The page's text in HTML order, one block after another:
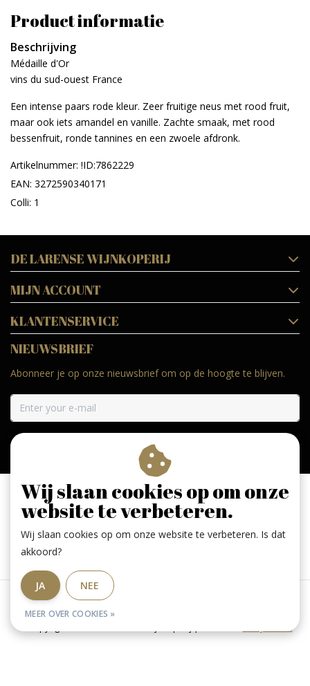
Product informatie
Beschrijving
Médaille d'Or
vins du sud-ouest France
Een intense paars rode kleur. Zeer fruitige neus met rood fruit,
maar ook iets amandel en vanille. Zachte smaak, met rood
bessenfruit, ronde tannines en een zwoele afdronk.
Artikelnummer: !ID:7862229
EAN: 3272590340171
Colli: 1
DE LARENSE WIJNKOPERIJ
MIJN ACCOUNT
KLANTENSERVICE
NIEUWSBRIEF
Abonneer je op onze nieuwsbrief om op de hoogte te blijven.
Geniet, maar drink met mate. Geen 18 geen alcohol
Algemene voorwaarden
© Copyright 2026 - De Larense wijnkoperij | Realisatie InStijl Media
Wij slaan cookies op om onze
website te verbeteren.
Wij slaan cookies op om onze website te verbeteren. Is dat
akkoord?
JA NEE
MEER OVER COOKIES »